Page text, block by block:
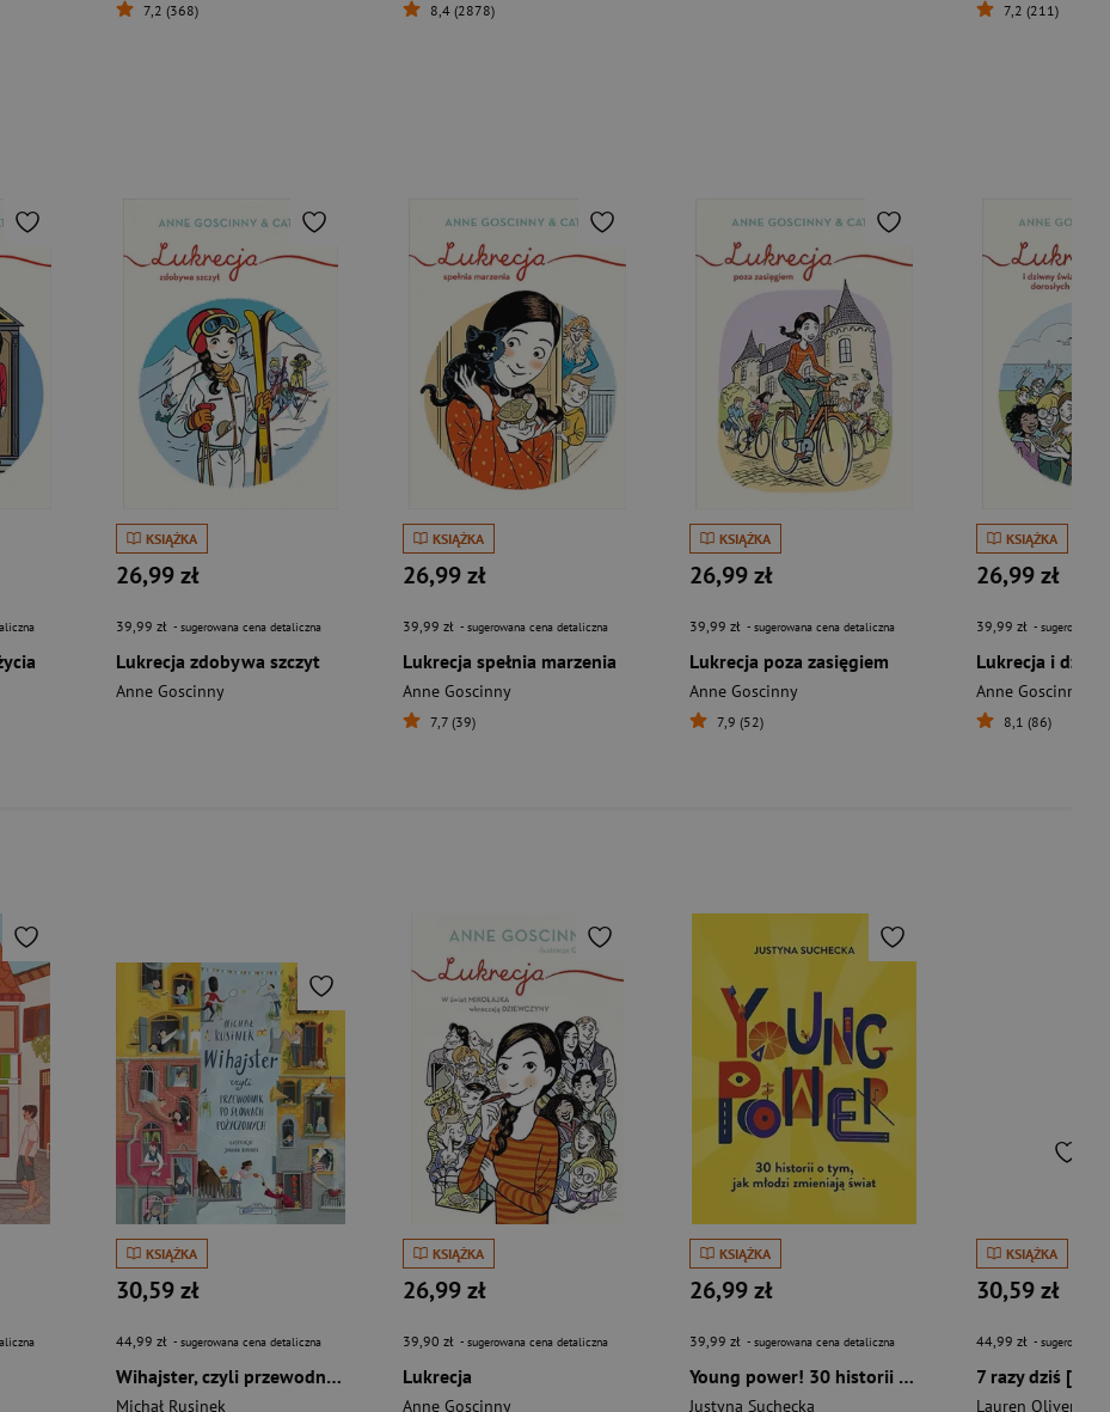
7,2 (368) 8,4 (2878) 7,2 (211)
KSIĄŻKA
26,99 zł
39,99 zł - sugerowana cena detaliczna
Lukrecja zdobywa szczyt
Anne Goscinny
KSIĄŻKA
26,99 zł
39,99 zł - sugerowana cena detaliczna
Lukrecja spełnia marzenia
Anne Goscinny
7,7 (39)
KSIĄŻKA
26,99 zł
39,99 zł - sugerowana cena detaliczna
Lukrecja poza zasięgiem
Anne Goscinny
7,9 (52)
KSIĄŻKA
26,99 zł
39,99 zł - sugerowana
Anne Goscinny
8,1 (86)
KSIĄŻKA
30,59 zł
44,99 zł - sugerowana cena detaliczna
Wihajster, czyli przewodnik po słowach pożyczonych
Michał Rusinek
KSIĄŻKA
26,99 zł
39,90 zł - sugerowana cena detaliczna
Lukrecja
Anne Goscinny
KSIĄŻKA
26,99 zł
39,99 zł - sugerowana cena detaliczna
Young power! 30 historii o tym, jak młodzi zmieniają świat
Justyna Suchecka
KSIĄŻKA
30,59 zł
44,99 zł - sugerowana
7 razy dziś
Lauren Oliver